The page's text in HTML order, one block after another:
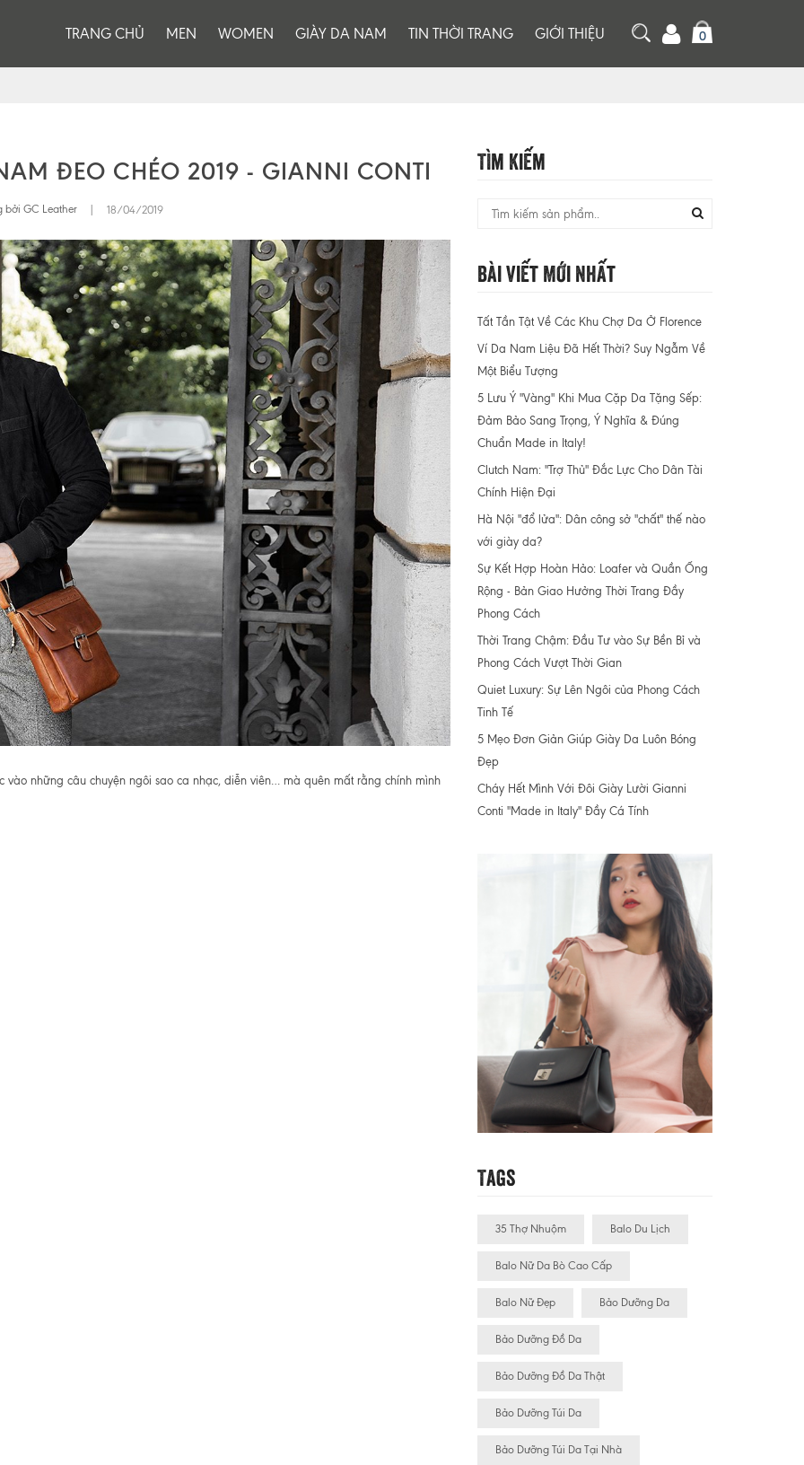
TRANG CHỦ MEN WOMEN GIÀY DA NAM TIN THỜI TRANG GIỚI THIỆU 0
ĐEO CHÉO 2019 - GIANNI CONTI
bởi GC Leather 18/04/2019
những câu chuyện ngôi sao ca nhạc, diễn viên… mà quên mất rằng chính mình
Tìm Kiếm
Bài Viết Mới Nhất
Tất Tần Tật Về Các Khu Chợ Da Ở Florence
Ví Da Nam Liệu Đã Hết Thời? Suy Ngẫm Về
Một Biểu Tượng
5 Lưu Ý "Vàng" Khi Mua Cặp Da Tặng Sếp:
Đảm Bảo Sang Trọng, Ý Nghĩa & Đúng
Chuẩn Made in Italy!
Clutch Nam: "Trợ Thủ" Đắc Lực Cho Dân Tài
Chính Hiện Đại
Hà Nội "đổ lửa": Dân công sở "chất" thế nào
với giày da?
Sự Kết Hợp Hoàn Hảo: Loafer và Quần Ống
Rộng - Bản Giao Hưởng Thời Trang Đầy
Phong Cách
Thời Trang Chậm: Đầu Tư vào Sự Bền Bỉ và
Phong Cách Vượt Thời Gian
Quiet Luxury: Sự Lên Ngôi của Phong Cách
Tinh Tế
5 Mẹo Đơn Giản Giúp Giày Da Luôn Bóng
Đẹp
Cháy Hết Mình Với Đôi Giày Lười Gianni
Conti "Made in Italy" Đầy Cá Tính
Tags
35 Thợ Nhuộm Balo Du Lịch
Balo Nữ Da Bò Cao Cấp
Balo Nữ Đẹp Bảo Dưỡng Da
Bảo Dưỡng Đồ Da
Bảo Dưỡng Đồ Da Thật
Bảo Dưỡng Túi Da
Bảo Dưỡng Túi Da Tại Nhà